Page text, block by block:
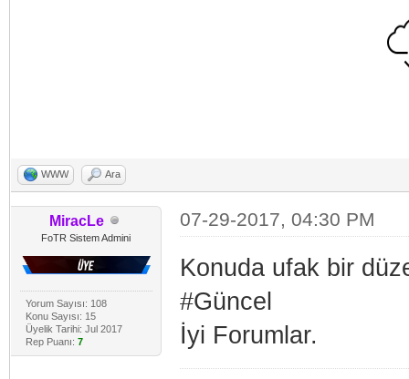
WWW Ara
MiracLe
FoTR Sistem Admini
Yorum Sayısı: 108
Konu Sayısı: 15
Üyelik Tarihi: Jul 2017
Rep Puanı: 7
07-29-2017, 04:30 PM
Konuda ufak bir
#Güncel
İyi Forumlar.